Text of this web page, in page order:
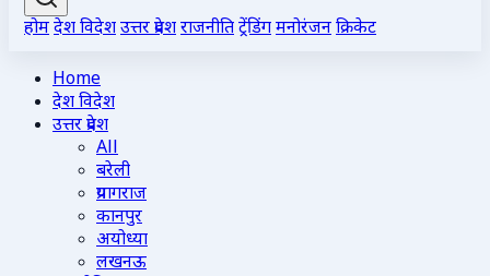
होमदेश विदेशउत्तर प्रदेशराजनीतिट्रेंडिंगमनोरंजनक्रिकेट
Home
देश विदेश
उत्तर प्रदेश
All
बरेली
प्रयागराज
कानपुर
अयोध्या
लखनऊ